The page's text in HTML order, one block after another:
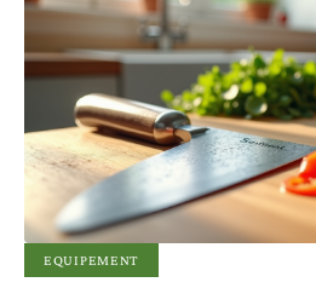
EQUIPEMENT